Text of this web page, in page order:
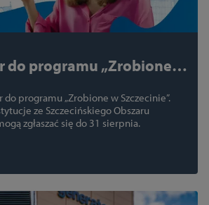
do programu „Zrobione w
do programu „Zrobione w Szczecinie”.
ze Szczecińskiego Obszaru
zgłaszać się do 31 sierpnia.